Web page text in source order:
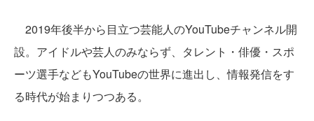
2019年後半から目立つ芸能人のYouTubeチャンネル開
設。アイドルや芸人のみならず、タレント・俳優・スポ
ーツ選手などもYouTubeの世界に進出し、情報発信をす
る時代が始まりつつある。